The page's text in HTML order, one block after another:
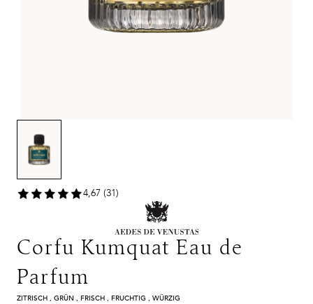
4,67 (31)
Corfu Kumquat Eau de
Parfum
ZITRISCH , GRÜN , FRISCH , FRUCHTIG , WÜRZIG